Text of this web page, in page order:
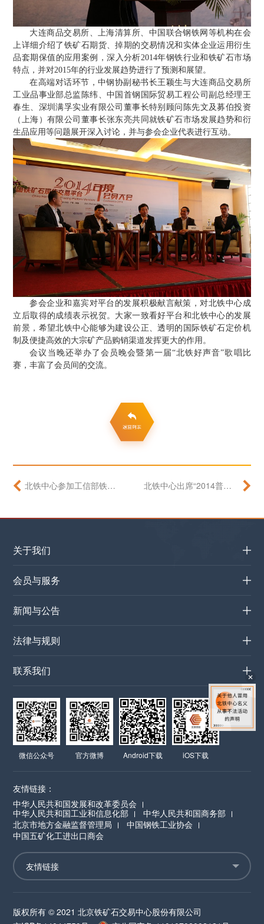
大连商品交易所、上海清算所、中国联合钢铁网等机构在会
上详细介绍了铁矿石期货、掉期的交易情况和实体企业运用衍生
品套期保值的应用案例，深入分析2014年钢铁行业和铁矿石市场
特点，并对2015年的行业发展趋势进行了预测和展望。
在高端对话环节，中钢协副秘书长王颖生与大连商品交易所
工业品事业部总监陈纬、中国首钢国际贸易工程公司副总经理王
春生、深圳满孚实业有限公司董事长特别顾问陈先文及募伯投资
（上海）有限公司董事长张东亮共同就铁矿石市场发展趋势和衍
生品应用等问题展开深入讨论，并与参会企业代表进行互动。
参会企业和嘉宾对平台的发展积极献言献策，对北铁中心成
立后取得的成绩表示祝贺。大家一致看好平台和北铁中心的发展
前景，希望北铁中心能够为建设公正、透明的国际铁矿石定价机
制及便捷高效的大宗矿产品购销渠道发挥更大的作用。
会议当晚还举办了会员晚会暨第一届“北铁好声音”歌唱比
赛，丰富了会员间的交流。
北铁中心参加工信部铁矿石现货交易工作座谈会 北铁中心出席“2014普氏亚洲钢铁市场年会”
关于我们
会员与服务
新闻与公告
法律与规则
联系我们
微信公众号 官方微博 Android下载 iOS下载
友情链接：
中华人民共和国发展和改革委员会
中华人民共和国工业和信息化部
中华人民共和国商务部
北京市地方金融监督管理局
中国钢铁工业协会
中国五矿化工进出口商会
版权所有 © 2021 北京铁矿石交易中心股份有限公司